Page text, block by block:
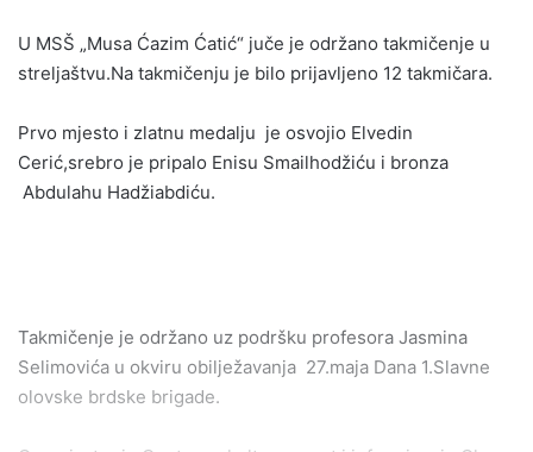
U MSŠ „Musa Ćazim Ćatić“ juče je održano takmičenje u
streljaštvu.Na takmičenju je bilo prijavljeno 12 takmičara.
Prvo mjesto i zlatnu medalju je osvojio Elvedin
Cerić,srebro je pripalo Enisu Smailhodžiću i bronza
Abdulahu Hadžiabdiću.
Takmičenje je održano uz podršku profesora Jasmina
Selimovića u okviru obilježavanja 27.maja Dana 1.Slavne
olovske brdske brigade.